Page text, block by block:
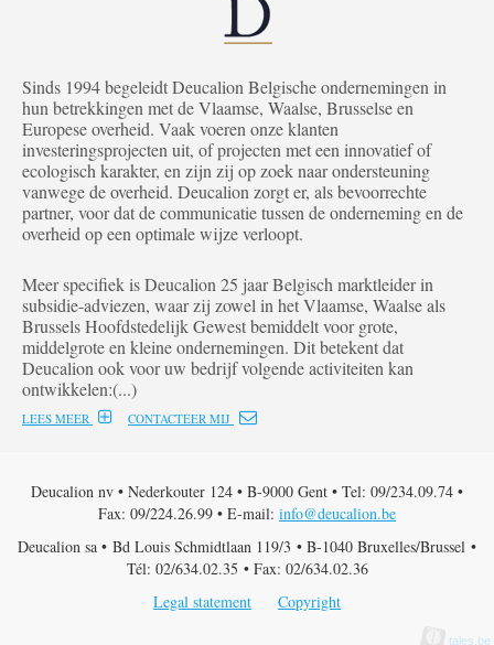
Sinds 1994 begeleidt Deucalion Belgische ondernemingen in
hun betrekkingen met de Vlaamse, Waalse, Brusselse en
Europese overheid. Vaak voeren onze klanten
investeringsprojecten uit, of projecten met een innovatief of
ecologisch karakter, en zijn zij op zoek naar ondersteuning
vanwege de overheid. Deucalion zorgt er, als bevoorrechte
partner, voor dat de communicatie tussen de onderneming en de
overheid op een optimale wijze verloopt.
Meer specifiek is Deucalion 25 jaar Belgisch marktleider in
subsidie-adviezen, waar zij zowel in het Vlaamse, Waalse als
Brussels Hoofdstedelijk Gewest bemiddelt voor grote,
middelgrote en kleine ondernemingen. Dit betekent dat
Deucalion ook voor uw bedrijf volgende activiteiten kan
ontwikkelen:(...)
LEES MEER CONTACTEER MIJ
Deucalion nv • Nederkouter 124 • B-9000 Gent • Tel: 09/234.09.74 •
Fax: 09/224.26.99 • E-mail: info@deucalion.be
Deucalion sa • Bd Louis Schmidtlaan 119/3 • B-1040 Bruxelles/Brussel •
Tél: 02/634.02.35 • Fax: 02/634.02.36
Legal statement
Copyright
tales.be